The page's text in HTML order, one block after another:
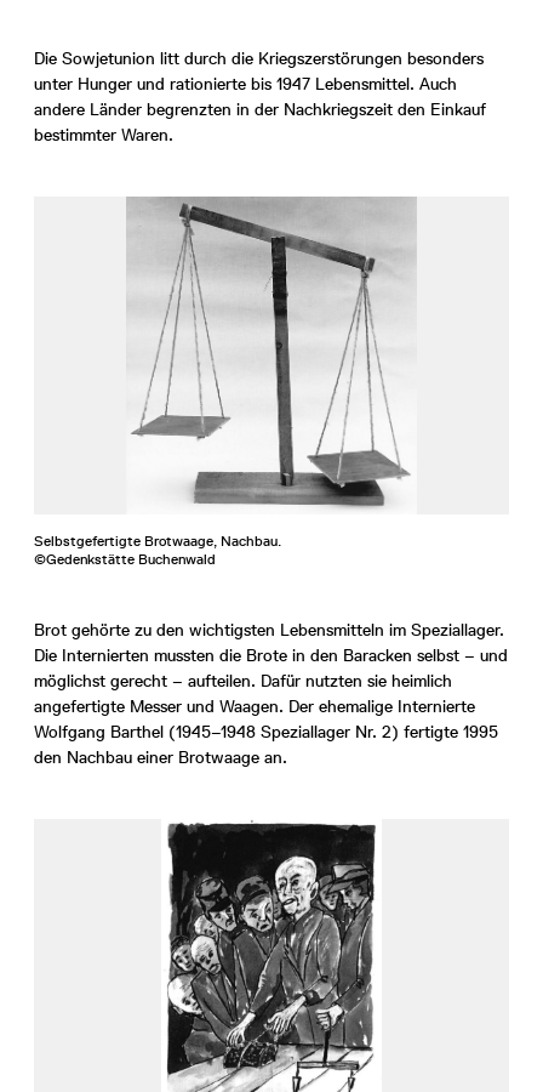
Die Sowjetunion litt durch die Kriegszerstörungen besonders
unter Hunger und rationierte bis 1947 Lebensmittel. Auch
andere Länder begrenzten in der Nachkriegszeit den Einkauf
bestimmter Waren.
Selbstgefertigte Brotwaage, Nachbau.
©Gedenkstätte Buchenwald
Brot gehörte zu den wichtigsten Lebensmitteln im Speziallager.
Die Internierten mussten die Brote in den Baracken selbst – und
möglichst gerecht – aufteilen. Dafür nutzten sie heimlich
angefertigte Messer und Waagen. Der ehemalige Internierte
Wolfgang Barthel (1945–1948 Speziallager Nr. 2) fertigte 1995
den Nachbau einer Brotwaage an.